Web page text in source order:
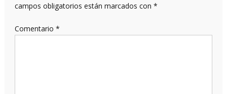
campos obligatorios están marcados con *
Comentario *